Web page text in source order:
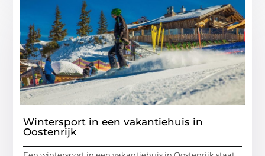
Wintersport in een vakantiehuis in
Oostenrijk